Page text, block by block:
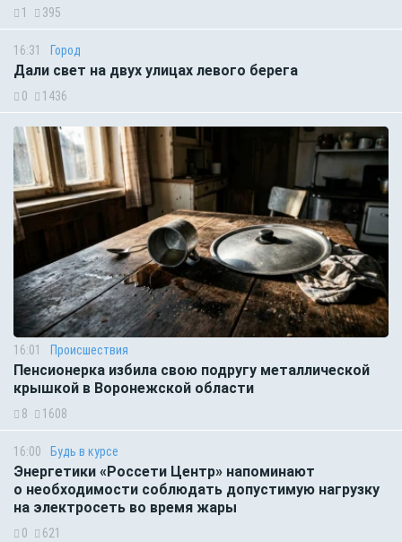
1 395
16:31 Город
Дали свет на двух улицах левого берега
0 1436
16:01 Происшествия
Пенсионерка избила свою подругу металлической
крышкой в Воронежской области
8 1608
16:00 Будь в курсе
Энергетики «Россети Центр» напоминают
о необходимости соблюдать допустимую нагрузку
на электросеть во время жары
0 621